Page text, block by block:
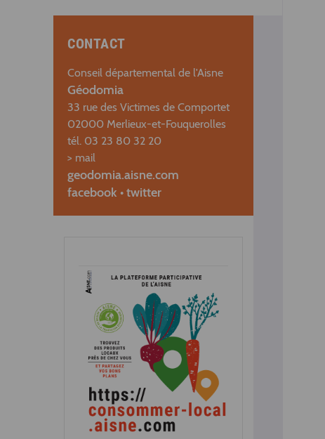
CONTACT
Conseil départemental de l'Aisne
Géodomia
33 rue des Victimes de Comportet
02000 Merlieux-et-Fouquerolles
tél. 03 23 80 32 20
> mail
geodomia.aisne.com
facebook •twitter